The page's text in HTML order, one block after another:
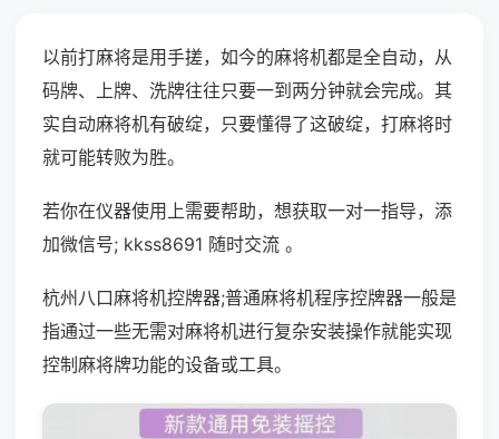
以前打麻将是用手搓，如今的麻将机都是全自动，从
码牌、上牌、洗牌往往只要一到两分钟就会完成。其
实自动麻将机有破绽，只要懂得了这破绽，打麻将时
就可能转败为胜。
若你在仪器使用上需要帮助，想获取一对一指导，添
加微信号; kkss8691 随时交流 。
杭州八口麻将机控牌器;普通麻将机程序控牌器一般是
指通过一些无需对麻将机进行复杂安装操作就能实现
控制麻将牌功能的设备或工具。